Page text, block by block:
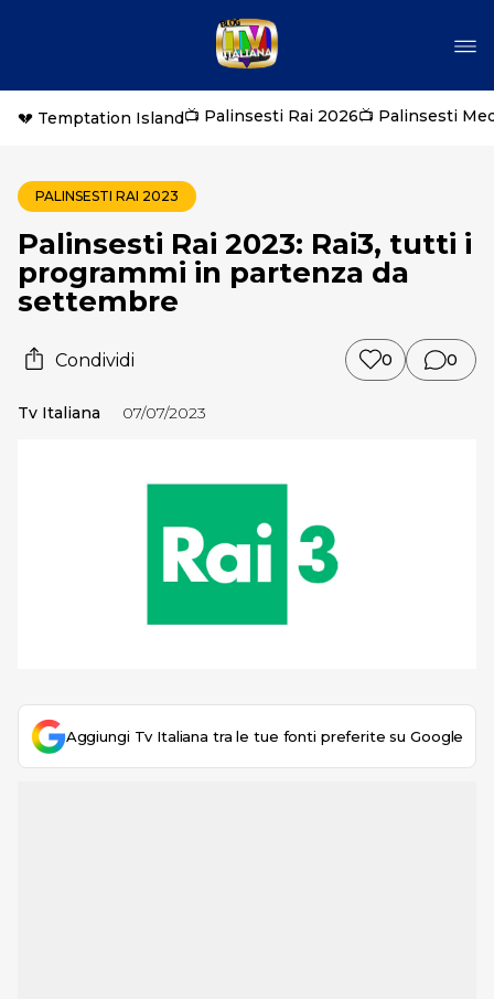
💔 Temptation Island📺 Palinsesti Rai 2026📺 Palinsesti
PALINSESTI RAI 2023
Palinsesti Rai 2023: Rai3, tutti i
programmi in partenza da
settembre
Condividi 0 0
Tv Italiana 07/07/2023
Aggiungi Tv Italiana tra le tue fonti preferite su Google